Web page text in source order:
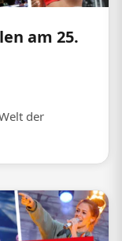
am 25.
der